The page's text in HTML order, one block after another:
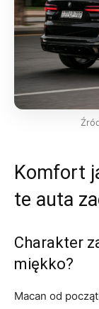
Komfort
te auta
Charakter
miękko?
Macan od